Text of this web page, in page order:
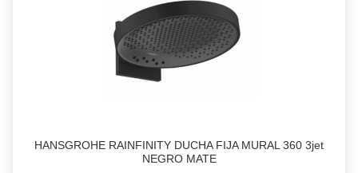
HANSGROHE RAINFINITY DUCHA FIJA MURAL 360 3jet
NEGRO MATE